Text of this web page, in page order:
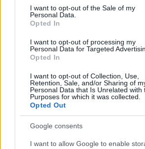
consent section.
I want to opt-out of the Sale of my
Personal Data.
Opted In
I want to opt-out of processing my
Personal Data for Targeted
Opted In
I want to opt-out of Collection, Use,
Retention, Sale, and/or Sharing of
Personal Data that Is Unrelated with
Purposes for which it was collected.
Opted Out
Google consents
I want to allow Google to enable
Η χαμηλή… απόδοση Μητσοτάκη
στοιχηματικές - Ποιος
του ΣΥΡΙΖΑ
Ποια είναι η (κυβερνητική)
οδικά έργα και τα εκτιμώμενα
χρονοδιαγράμματα
Δυτ. Αττική: Το χρονοδιάγραμμα
αποκατάστασης μετά τη φωτιά